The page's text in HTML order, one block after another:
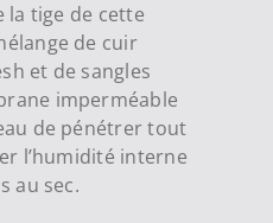
la tige de cette
de cuir
et de sangles
imperméable
de pénétrer tout
l’humidité interne
au sec.